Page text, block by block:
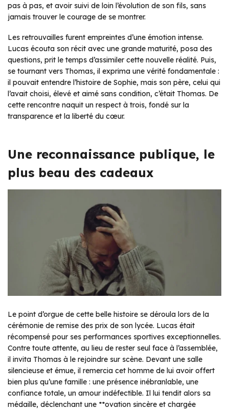
pas à pas, et avoir suivi de loin l’évolution de son fils, sans
jamais trouver le courage de se montrer.
Les retrouvailles furent empreintes d’une émotion intense.
Lucas écouta son récit avec une grande maturité, posa des
questions, prit le temps d’assimiler cette nouvelle réalité. Puis,
se tournant vers Thomas, il exprima une vérité fondamentale :
il pouvait entendre l’histoire de Sophie, mais son père, celui qui
l’avait choisi, élevé et aimé sans condition, c’était Thomas. De
cette rencontre naquit un respect à trois, fondé sur la
transparence et la liberté du cœur.
Une reconnaissance publique, le
plus beau des cadeaux
Le point d’orgue de cette belle histoire se déroula lors de la
cérémonie de remise des prix de son lycée. Lucas était
récompensé pour ses performances sportives exceptionnelles.
Contre toute attente, au lieu de rester seul face à l’assemblée,
il invita Thomas à le rejoindre sur scène. Devant une salle
silencieuse et émue, il remercia cet homme de lui avoir offert
bien plus qu’une famille : une présence inébranlable, une
confiance totale, un amour indéfectible. Il lui tendit alors sa
médaille, déclenchant une **ovation sincère et chargée